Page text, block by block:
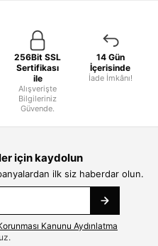
256Bit SSL
Sertifikası
ile
Alışverişte
Bilgileriniz
Güvende.
14 Gün
İçerisinde
İade İmkânı!
için kaydolun
ilk siz haberdar olun.
Kanunu Aydınlatma